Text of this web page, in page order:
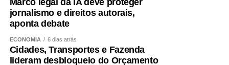
Para o diretor técnico do HMC, Dr. Eduardo Andraus, os
indicadores confirmam a capacidade da unidade em
atender pacientes de média e alta complexidade.
“O HMC foi concebido para ser um hospital de alta
resolutividade. Nossa capacidade de receber pacientes
Marco legal da IA deve proteger
jornalismo e direitos autorais,
aponta debate
ECONOMIA 6 dias atrás
Cidades, Transportes e Fazenda
lideram desbloqueio do Orçamento